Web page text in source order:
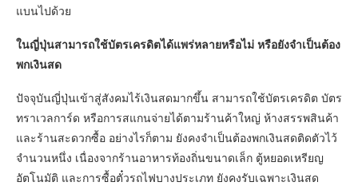
แบนไปด้วย
ในญี่ปุ่นสามารถใช้บัตรเครดิตได้แพร่หลายหรือไม่ หรือยังจำเป็นต้อง
พกเงินสด
ปัจจุบันญี่ปุ่นเข้าสู่สังคมไร้เงินสดมากขึ้น สามารถใช้บัตรเครดิต บัตร
ทราเวลการ์ด หรือการสแกนจ่ายได้ตามร้านค้าใหญ่ ห้างสรรพสินค้า
และร้านสะดวกซื้อ อย่างไรก็ตาม ยังคงจำเป็นต้องพกเงินสดติดตัวไว้
จำนวนหนึ่ง เนื่องจากร้านอาหารท้องถิ่นขนาดเล็ก ตู้หยอดเหรียญ
อัตโนมัติ และการซื้อตั๋วรถไฟบางประเภท ยังคงรับเฉพาะเงินสด